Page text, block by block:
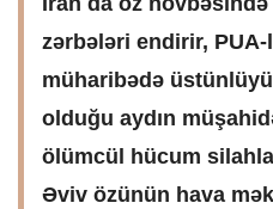
zərbələri endirir, PUA-
müharibədə
olduğu aydın
ölümcül hücum
Əviv özünün hava